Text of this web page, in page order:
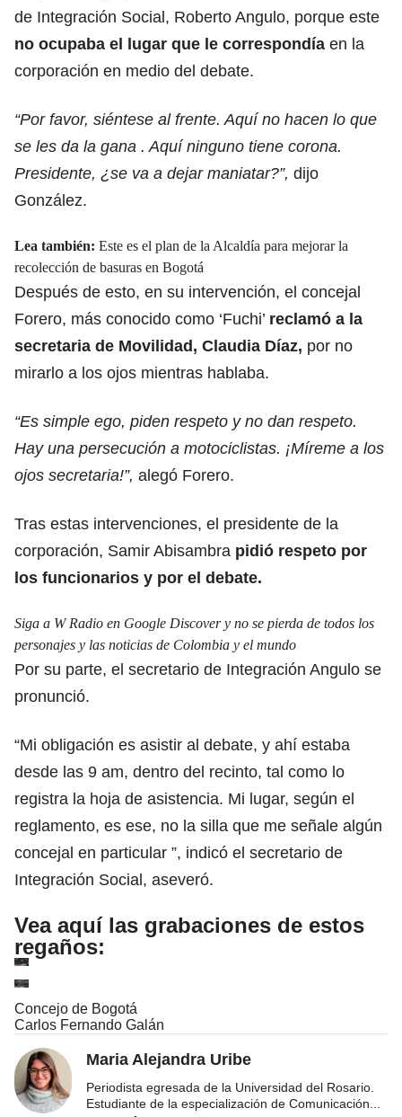
de Integración Social, Roberto Angulo, porque este
no ocupaba el lugar que le correspondía en la
corporación en medio del debate.
“Por favor, siéntese al frente. Aquí no hacen lo que
se les da la gana . Aquí ninguno tiene corona.
Presidente, ¿se va a dejar maniatar?”, dijo
González.
Lea también: Este es el plan de la Alcaldía para mejorar la
recolección de basuras en Bogotá
Después de esto, en su intervención, el concejal
Forero, más conocido como ‘Fuchi’ reclamó a la
secretaria de Movilidad, Claudia Díaz, por no
mirarlo a los ojos mientras hablaba.
“Es simple ego, piden respeto y no dan respeto.
Hay una persecución a motociclistas. ¡Míreme a los
ojos secretaria!”, alegó Forero.
Tras estas intervenciones, el presidente de la
corporación, Samir Abisambra pidió respeto por
los funcionarios y por el debate.
Siga a W Radio en Google Discover y no se pierda de todos los
personajes y las noticias de Colombia y el mundo
Por su parte, el secretario de Integración Angulo se
pronunció.
“Mi obligación es asistir al debate, y ahí estaba
desde las 9 am, dentro del recinto, tal como lo
registra la hoja de asistencia. Mi lugar, según el
reglamento, es ese, no la silla que me señale algún
concejal en particular ”, indicó el secretario de
Integración Social, aseveró.
Vea aquí las grabaciones de estos
regaños:
Concejo de Bogotá
Carlos Fernando Galán
Maria Alejandra Uribe
Periodista egresada de la Universidad del Rosario.
Estudiante de la especialización de Comunicación